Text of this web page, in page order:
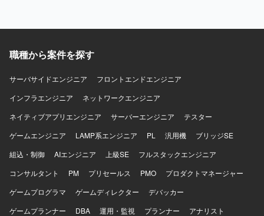
職種から案件を探す
サーバサイドエンジニア
フロントエンドエンジニア
インフラエンジニア
ネットワークエンジニア
ネイティブアプリエンジニア
サーバーエンジニア
テスター
ゲームエンジニア
LAMP系エンジニア PL 汎用機
ブリッジSE
組込・制御
AIエンジニア 上級SE
フルスタックエンジニア
コンサルタント
PM プリセールス PMO
プロダクトマネージャー
ゲームプログラマ
ゲームディレクター
デバッカー
ゲームプランナー
DBA 運用・監視 プランナー
アナリスト